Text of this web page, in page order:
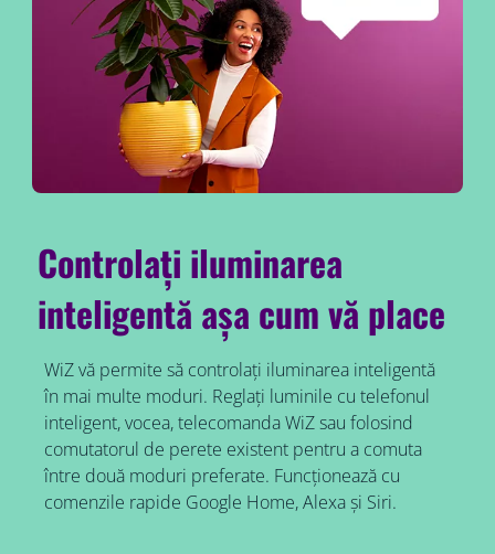
Controlați iluminarea
inteligentă așa cum vă place
WiZ vă permite să controlați iluminarea inteligentă
în mai multe moduri. Reglați luminile cu telefonul
inteligent, vocea, telecomanda WiZ sau folosind
comutatorul de perete existent pentru a comuta
între două moduri preferate. Funcționează cu
comenzile rapide Google Home, Alexa și Siri.